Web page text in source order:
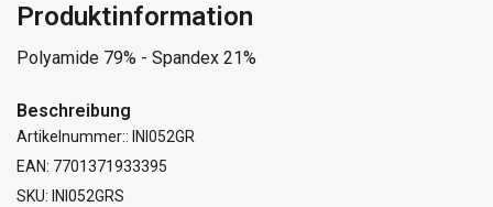
Produktinformation
Polyamide 79% - Spandex 21%
Beschreibung
Artikelnummer:: INI052GR
EAN: 7701371933395
SKU: INI052GRS